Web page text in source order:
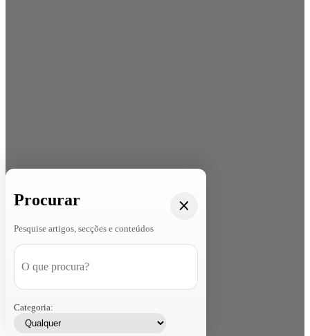
Procurar
Pesquise artigos, secções e conteúdos
Categoria: